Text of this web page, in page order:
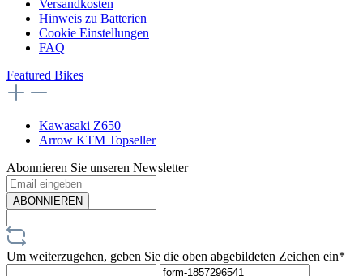
Versandkosten
Hinweis zu Batterien
Cookie Einstellungen
FAQ
Featured Bikes
Kawasaki Z650
Arrow KTM Topseller
Abonnieren Sie unseren Newsletter
ABONNIEREN
Um weiterzugehen, geben Sie die oben abgebildeten Zeichen ein*